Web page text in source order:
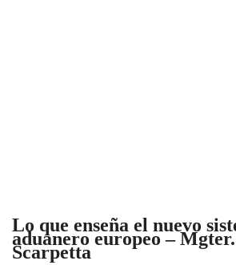
Lo que enseña el nuevo
aduanero europeo –
Scarpetta